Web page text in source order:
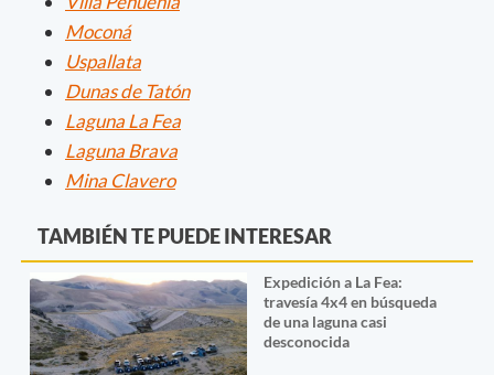
Moconá
Uspallata
Dunas de Tatón
Laguna La Fea
Laguna Brava
Mina Clavero
TAMBIÉN TE PUEDE INTERESAR
Expedición a La Fea:
travesía 4x4 en búsqueda
de una laguna casi
desconocida